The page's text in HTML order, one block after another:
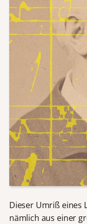
Dieser Umriß eines
nämlich aus einer